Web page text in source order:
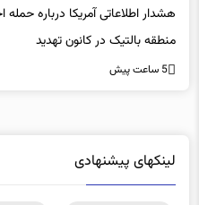
هشدار اطلاعاتی آمریکا درباره حمله
منطقه بالتیک در کانون تهدید
5 ساعت پیش
لینکهای پیشنهادی